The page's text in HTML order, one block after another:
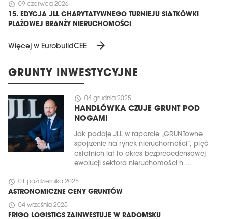
schedule 09 czerwca 2026
15. EDYCJA JLL CHARYTATYWNEGO TURNIEJU SIATKÓWKI
PLAŻOWEJ BRANŻY NIERUCHOMOŚCI
Więcej w EurobuildCEE arrow_forward
GRUNTY INWESTYCYJNE
schedule 04 grudnia 2025
HANDLÓWKA CZUJE GRUNT POD
NOGAMI
Jak podaje JLL w raporcie „GRUNTowne
spojrzenie na rynek nieruchomości”, pięć
ostatnich lat to okres bezprecedensowej
ewolucji sektora nieruchomości h ...
schedule 01 października 2025
ASTRONOMICZNE CENY GRUNTÓW
schedule 04 września 2025
FRIGO LOGISTICS ZAINWESTUJE W RADOMSKU